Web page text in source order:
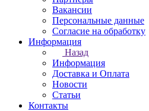
Вакансии
Персональные данные
Согласие на обработку
Информация
Назад
Информация
Доставка и Оплата
Новости
Статьи
Контакты